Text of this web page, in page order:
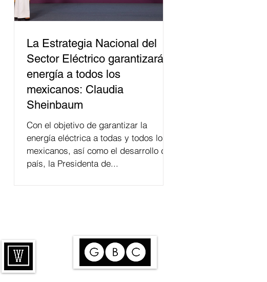
La Estrategia Nacional del
Sector Eléctrico garantizará
energía a todos los
mexicanos: Claudia
Sheinbaum
Con el objetivo de garantizar la
energía eléctrica a todas y todos los
mexicanos, así como el desarrollo del
país, la Presidenta de...